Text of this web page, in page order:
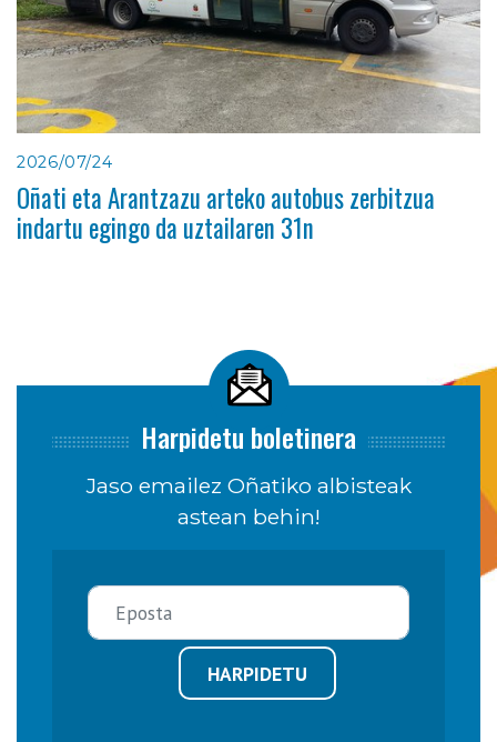
2026/07/24
Oñati eta Arantzazu arteko autobus zerbitzua
indartu egingo da uztailaren 31n
Harpidetu boletinera
Jaso emailez Oñatiko albisteak
astean behin!
HARPIDETU